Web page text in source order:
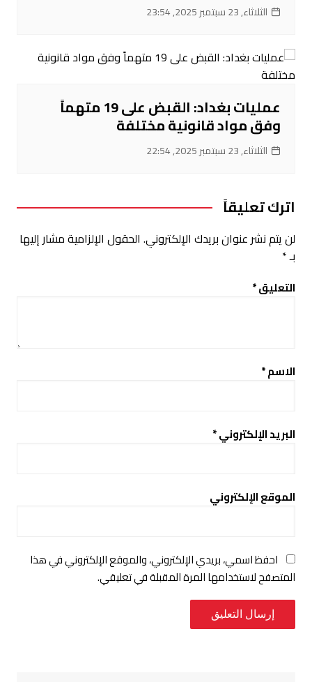
الثلاثاء, 23 سبتمبر 2025, 23:54
عمليات بغداد: القبض على 19 متهماً
وفق مواد قانونية مختلفة
الثلاثاء, 23 سبتمبر 2025, 22:54
اترك تعليقاً
لن يتم نشر عنوان بريدك الإلكتروني. الحقول الإلزامية مشار إليها
بـ*
التعليق*
الاسم*
البريد الإلكتروني*
الموقع الإلكتروني
احفظ اسمي، بريدي الإلكتروني، والموقع الإلكتروني في هذا
المتصفح لاستخدامها المرة المقبلة في تعليقي.